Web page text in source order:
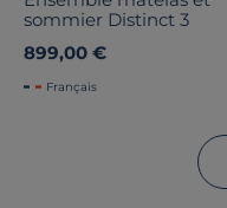
sommier Distinct 3
899,00 €
Français